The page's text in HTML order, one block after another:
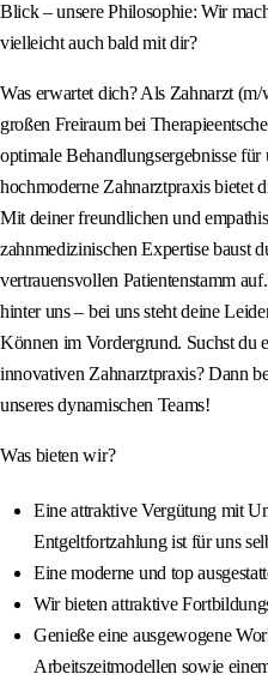
Blick – unsere Philosophie: Wir
vielleicht auch bald mit dir?
Was erwartet dich? Als Zahnarzt
großen Freiraum bei
optimale Behandlungsergebnisse für
hochmoderne Zahnarztpraxis bietet
Mit deiner freundlichen und
zahnmedizinischen Expertise baust
vertrauensvollen Patientenstamm
hinter uns – bei uns steht deine
Können im Vordergrund. Suchst du
innovativen Zahnarztpraxis? Dann
unseres dynamischen Teams!
Was bieten wir?
Eine attraktive Vergütung mit
Entgeltfortzahlung ist für uns
Eine moderne und top
Wir bieten attraktive
Genieße eine ausgewogene
Arbeitszeitmodellen sowie